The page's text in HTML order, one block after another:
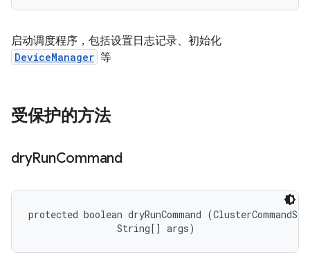
启动调度程序，包括设置日志记录、初始化
DeviceManager 等
受保护的方法
dryRunCommand
protected boolean dryRunCommand
                String[] args)